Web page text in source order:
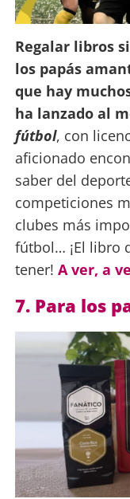
Regalar libros
los papás
que hay
ha lanzado al
fútbol, con
aficionado
saber del
competiciones
clubes más
fútbol… ¡El libro
tener! A ver, a
7. Para los